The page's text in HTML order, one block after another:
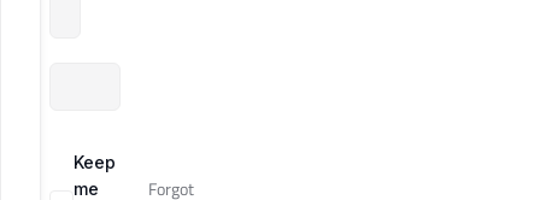
Keep
me
Forgot